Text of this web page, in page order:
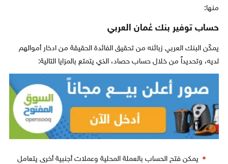
منها:
حساب توفير بنك عُمان العربي
يمكّن البنك العربي زبائنه من تحقيق الفائدة الحقيقة من ادخار أموالهم
لديه، وتحديداً من خلال حساب حصاد، الذي يتمتع بالمزايا التالية:
يمكن فتح الحساب بالعملة المحلية وعملات أجنبية أخرى يتعامل